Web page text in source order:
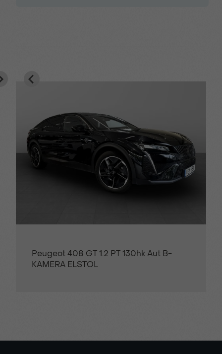
Nya Citroën Head-Up
display
Parkeringsensorer fram
Radioreglage på ratten
Regnsensor Svarta exteriöra detaljer
Trådlös Apple
Uppvärmd framruta Uppvärmd ratt
Citroën C4 Max+ 1.2 PT 130hk Aut B-
KAMERA CARPLAY